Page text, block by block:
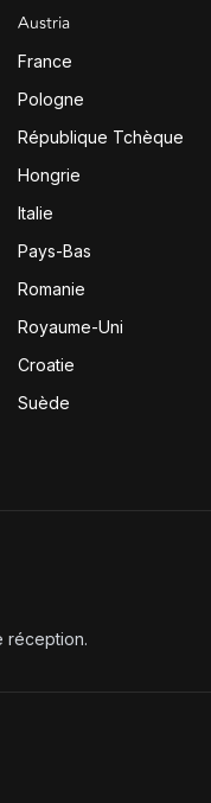
Austria
France
Pologne
République Tchèque
Hongrie
Italie
Pays-Bas
Romanie
Royaume-Uni
Croatie
Suède
réception.